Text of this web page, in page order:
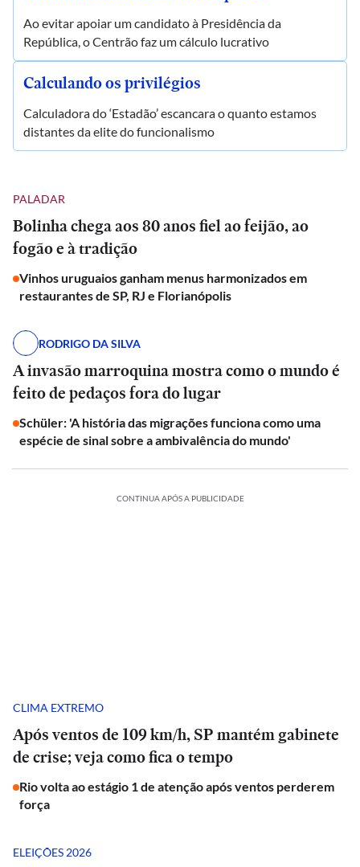
Ao evitar apoiar um candidato à Presidência da
República, o Centrão faz um cálculo lucrativo
Calculando os privilégios
Calculadora do ‘Estadão’ escancara o quanto estamos
distantes da elite do funcionalismo
PALADAR
Bolinha chega aos 80 anos fiel ao feijão, ao
fogão e à tradição
Vinhos uruguaios ganham menus harmonizados em
restaurantes de SP, RJ e Florianópolis
RODRIGO DA SILVA
A invasão marroquina mostra como o mundo é
feito de pedaços fora do lugar
Schüler: 'A história das migrações funciona como uma
espécie de sinal sobre a ambivalência do mundo'
CONTINUA APÓS A PUBLICIDADE
CLIMA EXTREMO
Após ventos de 109 km/h, SP mantém gabinete
de crise; veja como fica o tempo
Rio volta ao estágio 1 de atenção após ventos perderem
força
ELEIÇÕES 2026